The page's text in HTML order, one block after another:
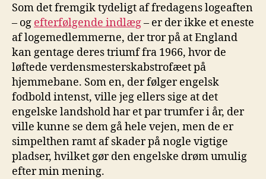
af
Terry
Som det fremgik tydeligt af fredagens logeaften
– og efterfølgende indlæg– er der ikke et eneste
af logemedlemmerne, der tror på at England
kan gentage deres triumf fra 1966, hvor de
løftede verdensmesterskabstrofæet på
hjemmebane. Som en, der følger engelsk
fodbold intenst, ville jeg ellers sige at det
engelske landshold har et par trumfer i år, der
ville kunne se dem gå hele vejen, men de er
simpelthen ramt af skader på nogle vigtige
pladser, hvilket gør den engelske drøm umulig
efter min mening.